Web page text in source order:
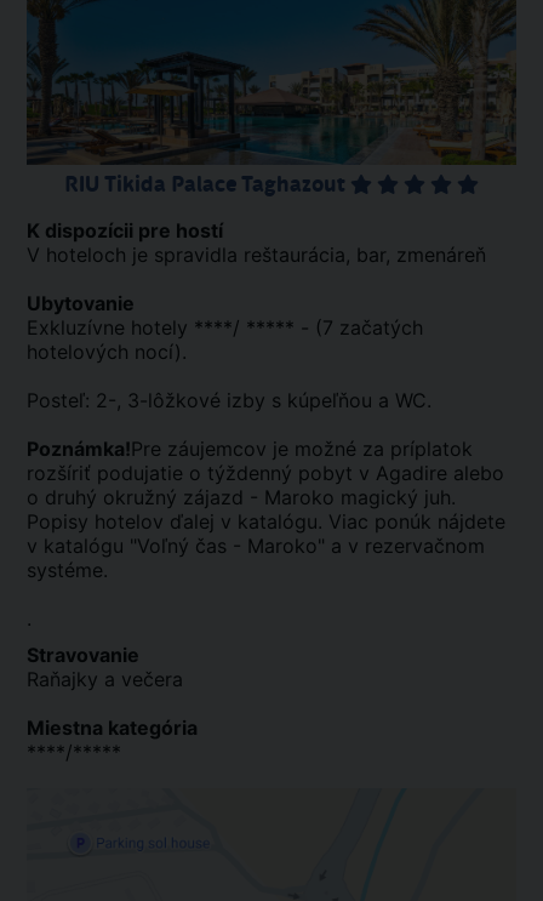
RIU Tikida Palace Taghazout
K dispozícii pre hostí
V hoteloch je spravidla reštaurácia, bar, zmenáreň
Ubytovanie
Exkluzívne hotely ****/ ***** - (7 začatých
hotelových nocí).
Posteľ: 2-, 3-lôžkové izby s kúpeľňou a WC.
Poznámka!Pre záujemcov je možné za príplatok
rozšíriť podujatie o týždenný pobyt v Agadire alebo
o druhý okružný zájazd - Maroko magický juh.
Popisy hotelov ďalej v katalógu. Viac ponúk nájdete
v katalógu "Voľný čas - Maroko" a v rezervačnom
systéme.
.
Stravovanie
Raňajky a večera
Miestna kategória
****/*****